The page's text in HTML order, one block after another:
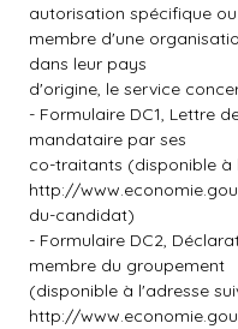
autorisation spécifique
membre d'une
dans leur pays
d'origine, le service
- Formulaire DC1, Lettre
mandataire par ses
co-traitants (disponible à
http://
du-candidat)
- Formulaire DC2,
membre du groupement
(disponible à l'adresse
http://